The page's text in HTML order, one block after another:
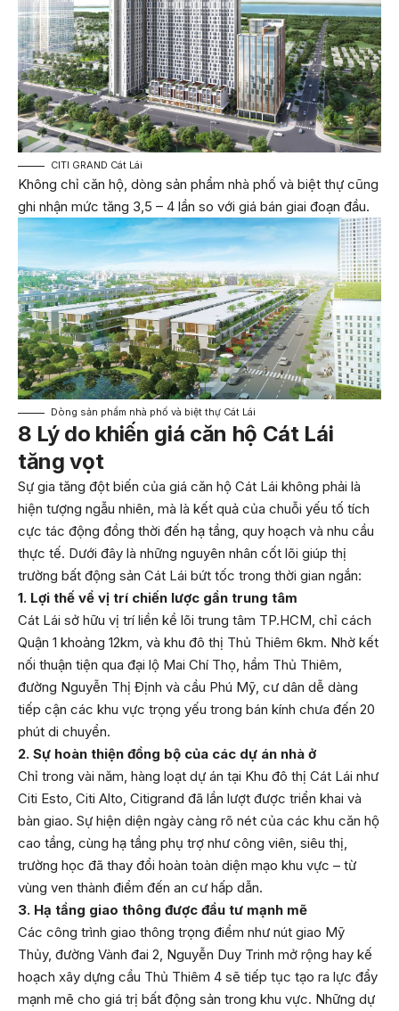
CITI GRAND Cát Lái
Không chỉ căn hộ, dòng sản phẩm nhà phố và biệt thự cũng
ghi nhận mức tăng 3,5 – 4 lần so với giá bán giai đoạn đầu.
Dòng sản phẩm nhà phố và biệt thự Cát Lái
8 Lý do khiến giá căn hộ Cát Lái
tăng vọt
Sự gia tăng đột biến của giá căn hộ Cát Lái không phải là
hiện tượng ngẫu nhiên, mà là kết quả của chuỗi yếu tố tích
cực tác động đồng thời đến hạ tầng, quy hoạch và nhu cầu
thực tế. Dưới đây là những nguyên nhân cốt lõi giúp thị
trường bất động sản Cát Lái bứt tốc trong thời gian ngắn:
1. Lợi thế về vị trí chiến lược gần trung tâm
Cát Lái sở hữu vị trí liền kề lõi trung tâm TP.HCM, chỉ cách
Quận 1 khoảng 12km, và khu đô thị Thủ Thiêm 6km. Nhờ kết
nối thuận tiện qua đại lộ Mai Chí Thọ, hầm Thủ Thiêm,
đường Nguyễn Thị Định và cầu Phú Mỹ, cư dân dễ dàng
tiếp cận các khu vực trọng yếu trong bán kính chưa đến 20
phút di chuyển.
2. Sự hoàn thiện đồng bộ của các dự án nhà ở
Chỉ trong vài năm, hàng loạt dự án tại Khu đô thị Cát Lái như
Citi Esto, Citi Alto, Citigrand đã lần lượt được triển khai và
bàn giao. Sự hiện diện ngày càng rõ nét của các khu căn hộ
cao tầng, cùng hạ tầng phụ trợ như công viên, siêu thị,
trường học đã thay đổi hoàn toàn diện mạo khu vực – từ
vùng ven thành điểm đến an cư hấp dẫn.
3. Hạ tầng giao thông được đầu tư mạnh mẽ
Các công trình giao thông trọng điểm như nút giao Mỹ
Thủy, đường Vành đai 2, Nguyễn Duy Trinh mở rộng hay kế
hoạch xây dựng cầu Thủ Thiêm 4 sẽ tiếp tục tạo ra lực đẩy
mạnh mẽ cho giá trị bất động sản trong khu vực. Những dự